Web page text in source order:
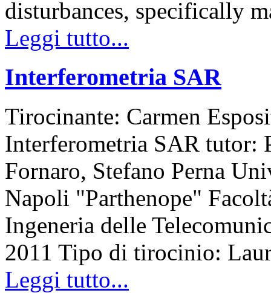
disturbances, specifically
Leggi tutto...
Interferometria SAR
Tirocinante: Carmen
Interferometria SAR tutor:
Fornaro, Stefano Perna
Napoli "Parthenope"
Ingeneria delle
2011 Tipo di tirocinio:
Leggi tutto...